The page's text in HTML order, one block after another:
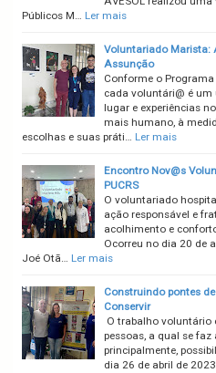
Públicos M… Ler mais
Voluntariado Marista:
Assunção
Conforme o
cada voluntári@ é um
lugar e experiências
mais humano, à
escolhas e suas práti… Ler mais
Encontro Nov@s
PUCRS
O voluntariado
ação responsável e
acolhimento e
Ocorreu no dia 20 de
Joé Otã… Ler mais
Construindo pontes
Conservir
O trabalho voluntário
pessoas, a qual se faz
principalmente,
dia 26 de abril de